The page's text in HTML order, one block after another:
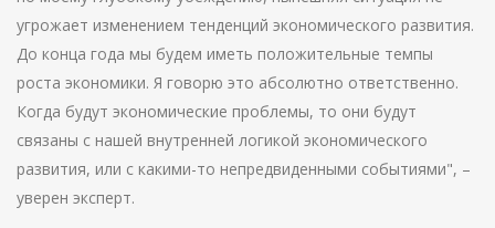
угрожает изменением тенденций экономического развития.
До конца года мы будем иметь положительные темпы
роста экономики. Я говорю это абсолютно ответственно.
Когда будут экономические проблемы, то они будут
связаны с нашей внутренней логикой экономического
развития, или с какими-то непредвиденными событиями", –
уверен эксперт.